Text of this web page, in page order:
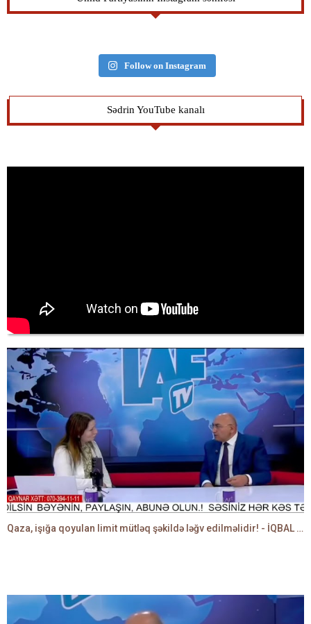
Follow on Instagram
Sədrin YouTube kanalı
Qaza, işığa qoyulan limit mütləq şəkildə ləğv edilməlidir! - İQBAL AĞAZADƏ